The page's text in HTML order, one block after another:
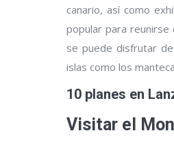
canario, así como
popular para
se puede disfrutar
islas como los
10 planes en
Visitar el